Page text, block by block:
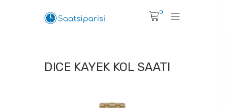
0
DICE KAYEK KOL SAATI